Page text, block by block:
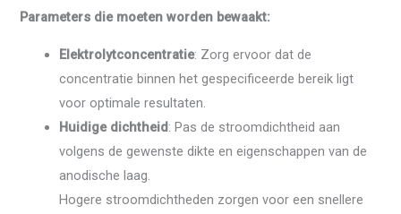
Parameters die moeten worden bewaakt:
Elektrolytconcentratie: Zorg ervoor dat de
concentratie binnen het gespecificeerde bereik ligt
voor optimale resultaten.
Huidige dichtheid: Pas de stroomdichtheid aan
volgens de gewenste dikte en eigenschappen van de
anodische laag.
Hogere stroomdichtheden zorgen voor een snellere